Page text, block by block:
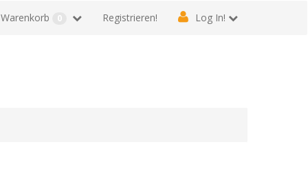
Registrieren! Log In!
Warenkorb 0